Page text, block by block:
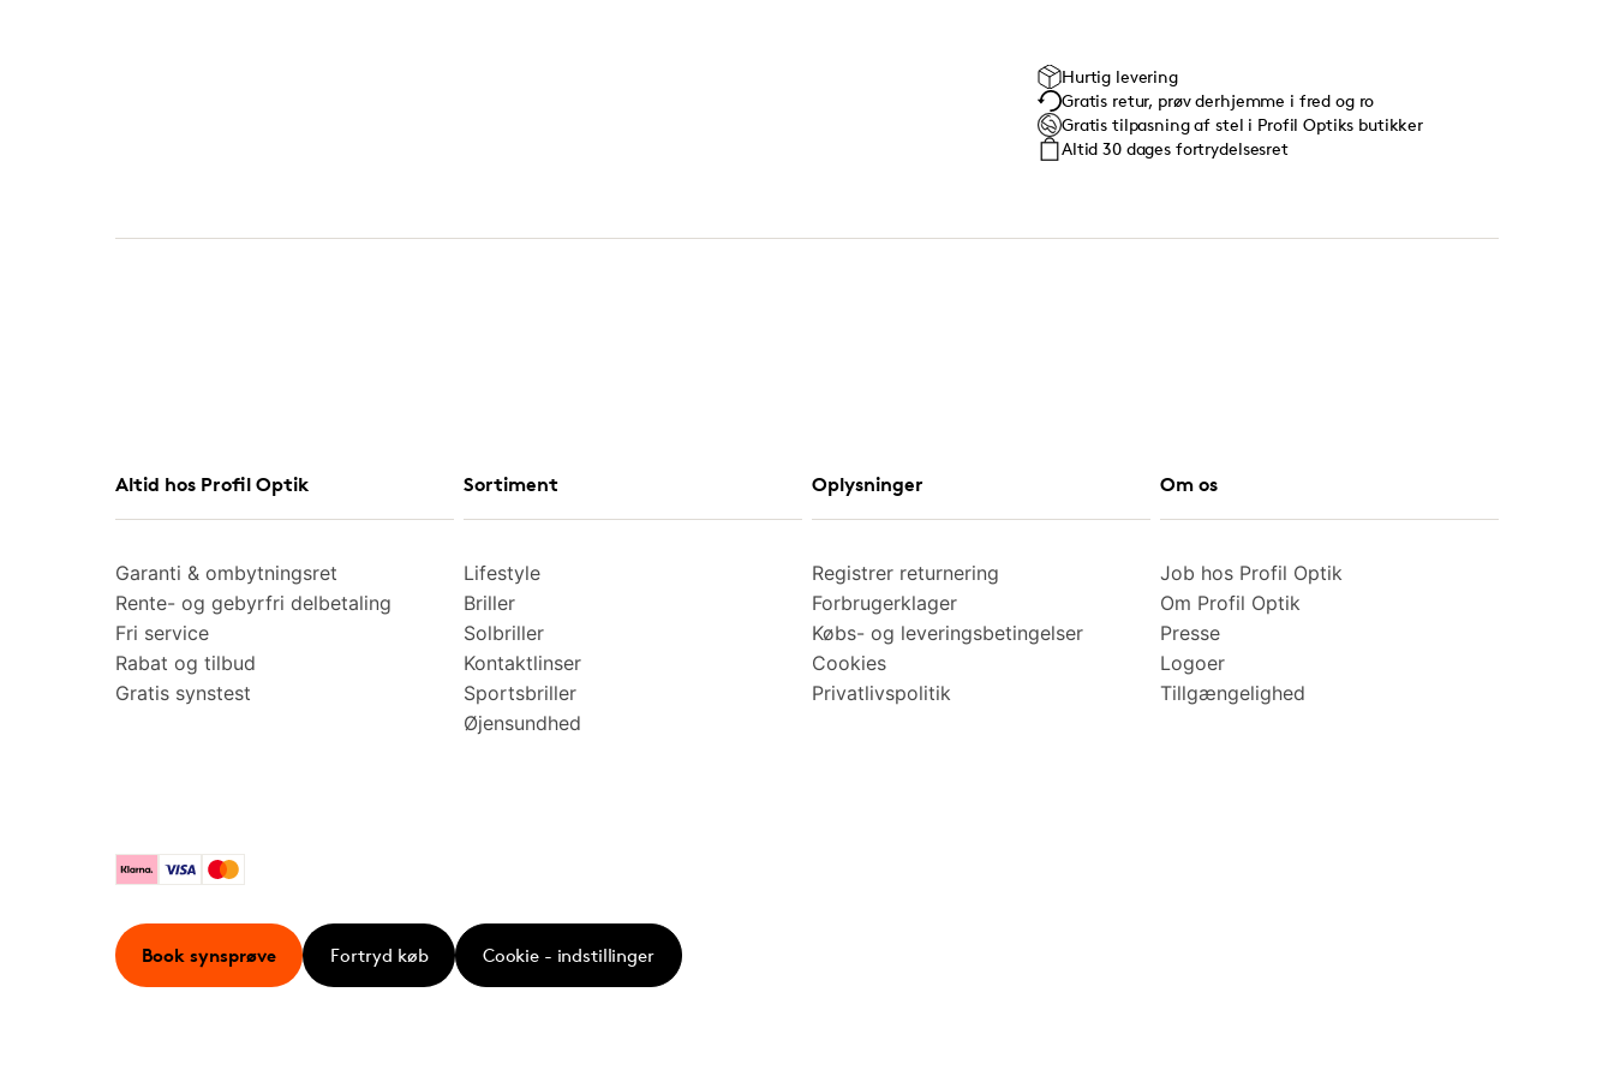
Hurtig levering
Gratis retur, prøv derhjemme i fred og ro
Gratis tilpasning af stel i Profil Optiks butikker
Altid 30 dages fortrydelsesret
Altid hos Profil Optik
Garanti & ombytningsret
Rente- og gebyrfri delbetaling
Fri service
Rabat og tilbud
Gratis synstest
Sortiment
Lifestyle
Briller
Solbriller
Kontaktlinser
Sportsbriller
Øjensundhed
Oplysninger
Registrer returnering
Forbrugerklager
Købs- og leveringsbetingelser
Cookies
Privatlivspolitik
Om os
Job hos Profil Optik
Om Profil Optik
Presse
Logoer
Tillgængelighed
KlarnaVisa Mastercard
Book synsprøve Fortryd køb Cookie - indstillinger